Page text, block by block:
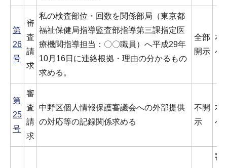
第
26
号
審
査
請
求
私の検査部位・回数を関係部局（東京都
福祉保健局指導監査部指導第三課指定医
療機関指導担当：〇〇職員）へ平成29年
10月16日に連絡根拠・理由の分かるもの
求める。
全部
開示
本
べ
第
25
号
審
査
請
求
中野区個人情報保護審議会への外部提供
の対応等の記録関係求める
不開
示
本
べ
審